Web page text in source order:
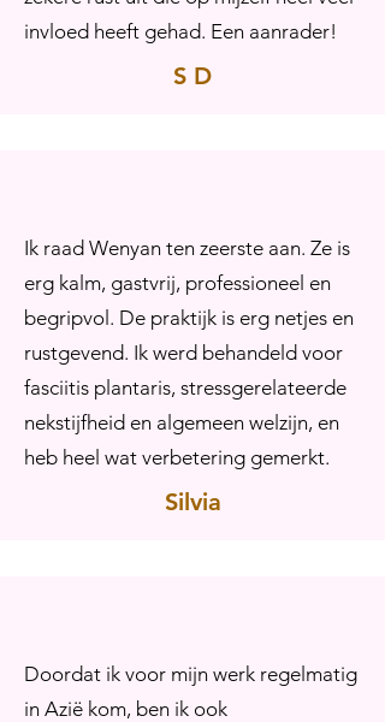
invloed heeft gehad. Een aanrader!
S D
Ik raad Wenyan ten zeerste aan. Ze is
erg kalm, gastvrij, professioneel en
begripvol. De praktijk is erg netjes en
rustgevend. Ik werd behandeld voor
fasciitis plantaris, stressgerelateerde
nekstijfheid en algemeen welzijn, en
heb heel wat verbetering gemerkt.
Silvia
Doordat ik voor mijn werk regelmatig
in Azië kom, ben ik ook